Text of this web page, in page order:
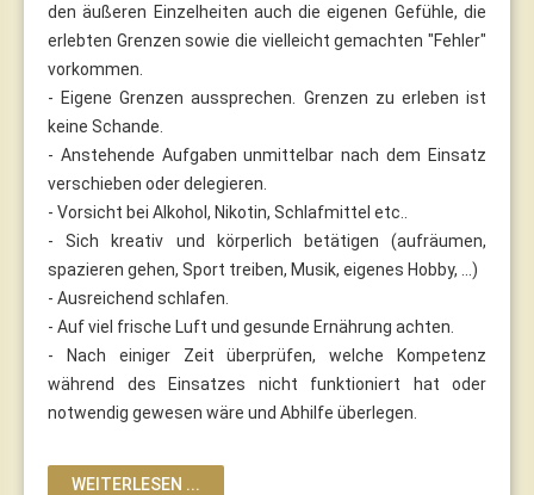
den äußeren Einzelheiten auch die eigenen Gefühle, die
erlebten Grenzen sowie die vielleicht gemachten "Fehler"
vorkommen.
- Eigene Grenzen aussprechen. Grenzen zu erleben ist
keine Schande.
- Anstehende Aufgaben unmittelbar nach dem Einsatz
verschieben oder delegieren.
- Vorsicht bei Alkohol, Nikotin, Schlafmittel etc..
- Sich kreativ und körperlich betätigen (aufräumen,
spazieren gehen, Sport treiben, Musik, eigenes Hobby, ...)
- Ausreichend schlafen.
- Auf viel frische Luft und gesunde Ernährung achten.
- Nach einiger Zeit überprüfen, welche Kompetenz
während des Einsatzes nicht funktioniert hat oder
notwendig gewesen wäre und Abhilfe überlegen.
WEITERLESEN ...